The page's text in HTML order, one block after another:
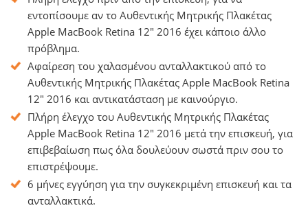
εντοπίσουμε αν το Αυθεντικής Μητρικής Πλακέτας
Apple MacBook Retina 12" 2016 έχει κάποιο άλλο
πρόβλημα.
Αφαίρεση του χαλασμένου ανταλλακτικού από το
Αυθεντικής Μητρικής Πλακέτας Apple MacBook Retina
12" 2016 και αντικατάσταση με καινούργιο.
Πλήρη έλεγχο του Αυθεντικής Μητρικής Πλακέτας
Apple MacBook Retina 12" 2016 μετά την επισκευή, για
επιβεβαίωση πως όλα δουλεύουν σωστά πριν σου το
επιστρέψουμε.
6 μήνες εγγύηση για την συγκεκριμένη επισκευή και τα
ανταλλακτικά.